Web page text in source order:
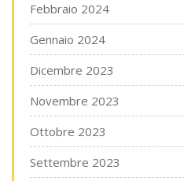
Febbraio 2024
Gennaio 2024
Dicembre 2023
Novembre 2023
Ottobre 2023
Settembre 2023